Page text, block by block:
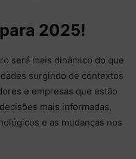
2025!
será mais dinâmico do que
surgindo de contextos
e empresas que estão
mais informadas,
e as mudanças nos